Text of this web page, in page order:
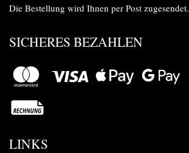
Die Bestellung wird Ihnen per Post zugesendet.
SICHERES BEZAHLEN
LINKS